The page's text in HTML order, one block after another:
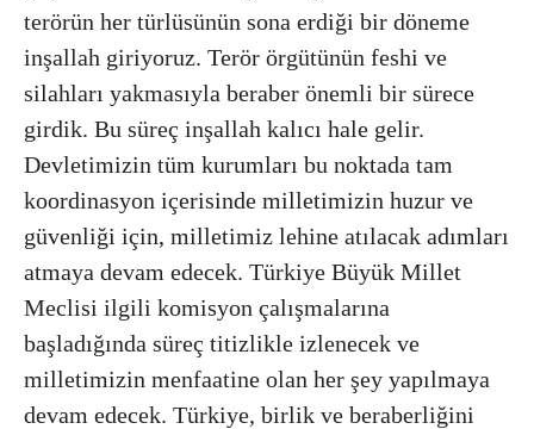
terörün her türlüsünün sona erdiği bir döneme
inşallah giriyoruz. Terör örgütünün feshi ve
silahları yakmasıyla beraber önemli bir sürece
girdik. Bu süreç inşallah kalıcı hale gelir.
Devletimizin tüm kurumları bu noktada tam
koordinasyon içerisinde milletimizin huzur ve
güvenliği için, milletimiz lehine atılacak adımları
atmaya devam edecek. Türkiye Büyük Millet
Meclisi ilgili komisyon çalışmalarına
başladığında süreç titizlikle izlenecek ve
milletimizin menfaatine olan her şey yapılmaya
devam edecek. Türkiye, birlik ve beraberliğini